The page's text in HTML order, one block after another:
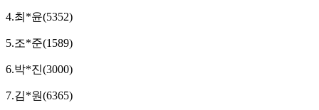
4.최*윤(5352)
5.조*준(1589)
6.박*진(3000)
7.김*원(6365)